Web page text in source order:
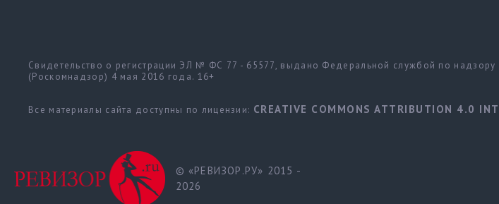
Свидетельство о регистрации ЭЛ № ФС 77 - 65577, выдано Федеральной службой по
(Роскомнадзор) 4 мая 2016 года. 16+
Все материалы сайта доступны по лицензии: CREATIVE COMMONS ATTRIBUTION 4.0
© «РЕВИЗОР.РУ» 2015 -
2026